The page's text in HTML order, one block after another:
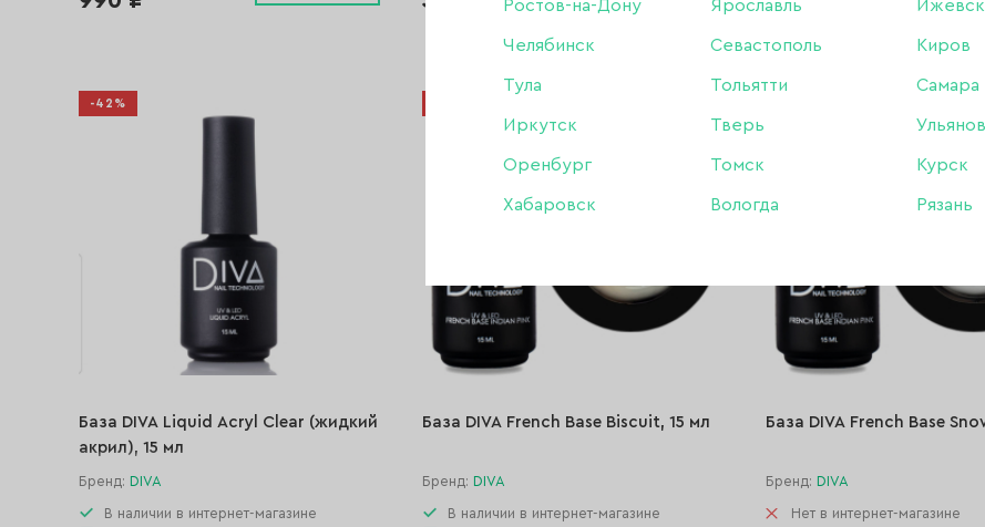
Ростов-на-Дону Ярославль Ижевск
Челябинск Севастополь Киров
Тула Тольятти Самара
Иркутск Тверь
Оренбург Томск Курск
Хабаровск Вологда Рязань
-42%
База DIVA Liquid Acryl Clear (жидкий
акрил), 15 мл
Бренд: DIVA
В наличии в интернет-магазине
База DIVA French Base Biscuit, 15 мл
Бренд: DIVA
В наличии в интернет-магазине
База DIVA French Base
Бренд: DIVA
Нет в интернет-магазине